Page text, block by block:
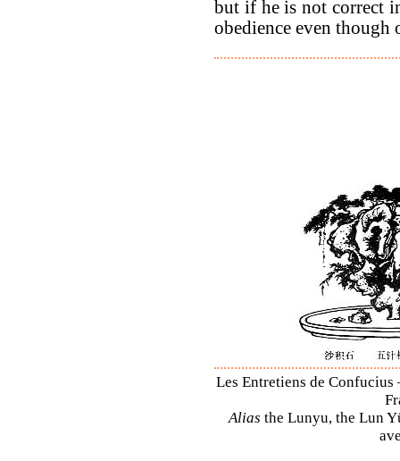
but if he is not correct
obedience even though
Les Entretiens de
Alias the Lunyu, the Lun